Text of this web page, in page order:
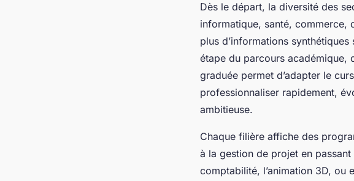
Dès le départ, la diversité des
informatique, santé, commerce,
plus d’informations
étape du parcours académique,
graduée permet d’adapter le
professionnaliser rapidement,
ambitieuse.
Chaque filière affiche des
à la gestion de projet en
comptabilité, l’animation 3D, ou